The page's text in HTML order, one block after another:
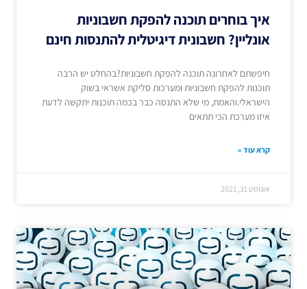
איך בוחרים תוכנה להפקת חשבוניות
אונליין? חשבונית דיגיטלית להתנסות חינם
חיפשתם לאחרונה תוכנה להפקת חשבוניות?בהחלט יש הרבה
תוכנות להפקת חשבוניות ומערכות סליקת אשראי בשוק
הישראלי.והאמת, מי שלא התנסה כבר בכמה תוכנות יתקשה לדעת
איזו מערכת הכי תתאים
קרא עוד »
אוגוסט 31, 2021